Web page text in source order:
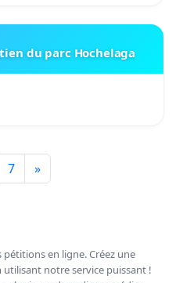
du parc Hochelaga
7 »
en ligne. Créez une
notre service puissant !